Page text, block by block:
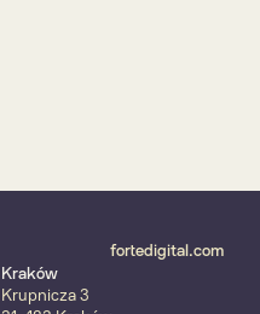
fortedigital.com
Kraków
Krupnicza 3